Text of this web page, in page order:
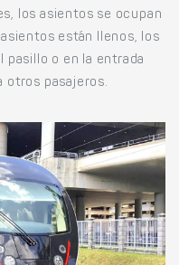
los asientos se ocupan
están llenos, los
pasillo o en la entrada
otros pasajeros.